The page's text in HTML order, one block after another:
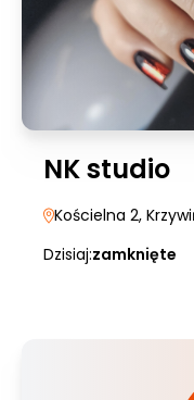
NK studio
Kościelna 2,
Dzisiaj:zamknięte